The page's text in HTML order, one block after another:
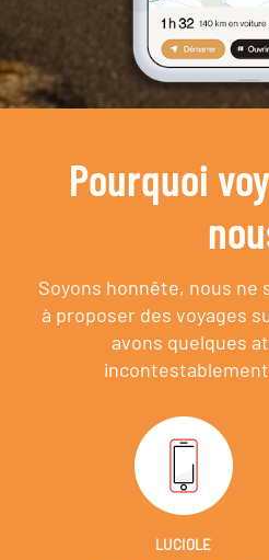
Pourquoi
Soyons honnête, nous ne
à proposer des voyages
avons quelques
LUCIOLE